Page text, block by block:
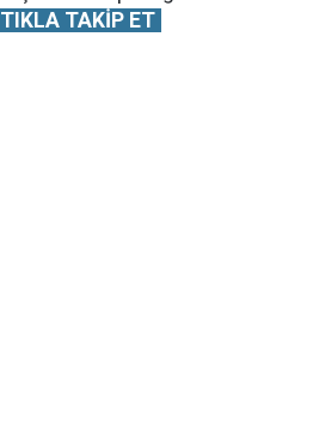
TIKLA TAKİP ET